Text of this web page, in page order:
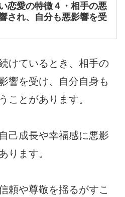
恋愛の特徴４・相手の悪
され、自分も悪影響を受
けているとき、相手の
響を受け、自分自身も
ことがあります。
己成長や幸福感に悪影
ります。
頼や尊敬を揺るがすこ